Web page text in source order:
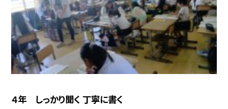
４年 しっかり聞く 丁寧に書く